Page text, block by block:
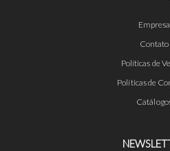
Empresa
Contato
Políticas de
Políticas de